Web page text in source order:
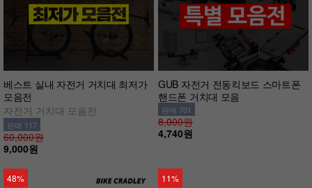
베스트 실내 자전거 거치대 최저가
모음전
자전거 거치대 모음전
판매 117
60,000원
9,000원
GUB 자전거 전동킥보드 스마트폰
핸드폰 거치대 모음
판매 701
8,000원
4,740원
48% 11%